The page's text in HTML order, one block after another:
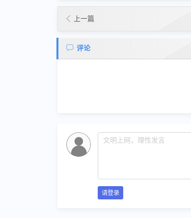
上一篇
评论
请登录